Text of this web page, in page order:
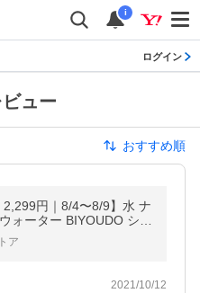
i
ログイン
ュー
おすすめ順
2,299円｜8/4〜8/9】水 ナ
ォーター BIYOUDO シリ
本 天然水 国産
ア
2021/10/12